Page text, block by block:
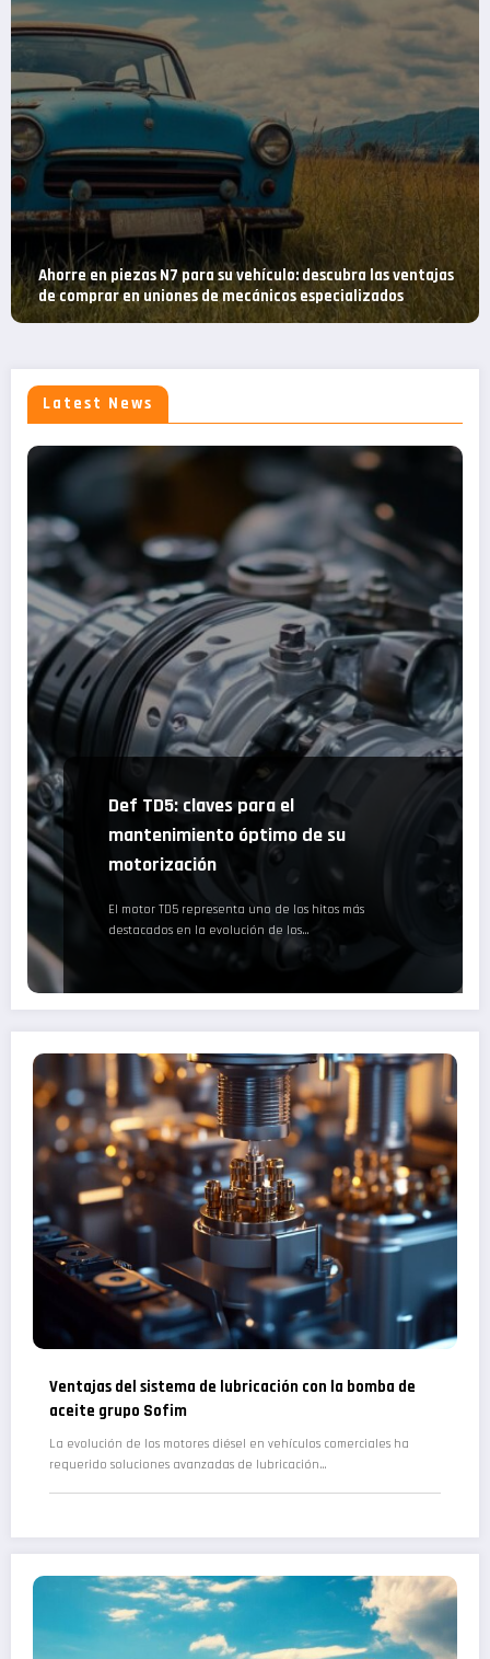
Todo sobre la mejor bomba de drenaje: comparativa
dispositivos sumergibles y no sumergibles en 2022
Latest News
Def TD5: claves para el
mantenimiento óptimo de su
motorización
El motor TD5 representa uno de los hitos más
destacados en la evolución de los…
Ventajas del sistema de lubricación con la bomba de
aceite grupo Sofim
La evolución de los motores diésel en vehículos comerciales ha
requerido soluciones avanzadas de lubricación…